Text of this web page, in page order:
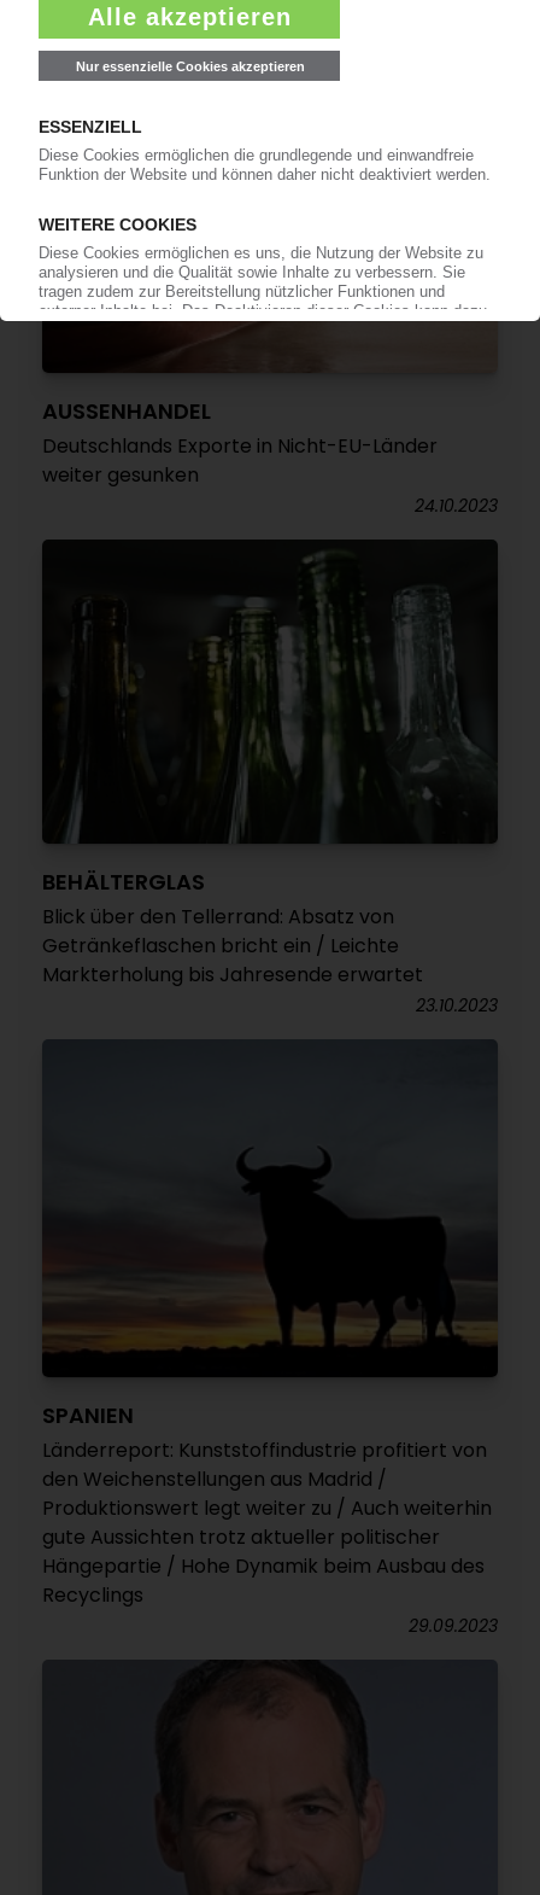
AUSSENHANDEL
Deutschlands Exporte in Nicht-EU-Länder
weiter gesunken
24.10.2023
BEHÄLTERGLAS
Blick über den Tellerrand: Absatz von
Getränkeflaschen bricht ein / Leichte
Markterholung bis Jahresende erwartet
23.10.2023
SPANIEN
Länderreport: Kunststoffindustrie profitiert von
den Weichenstellungen aus Madrid /
Produktionswert legt weiter zu / Auch weiterhin
gute Aussichten trotz aktueller politischer
Hängepartie / Hohe Dynamik beim Ausbau des
Recyclings
29.09.2023